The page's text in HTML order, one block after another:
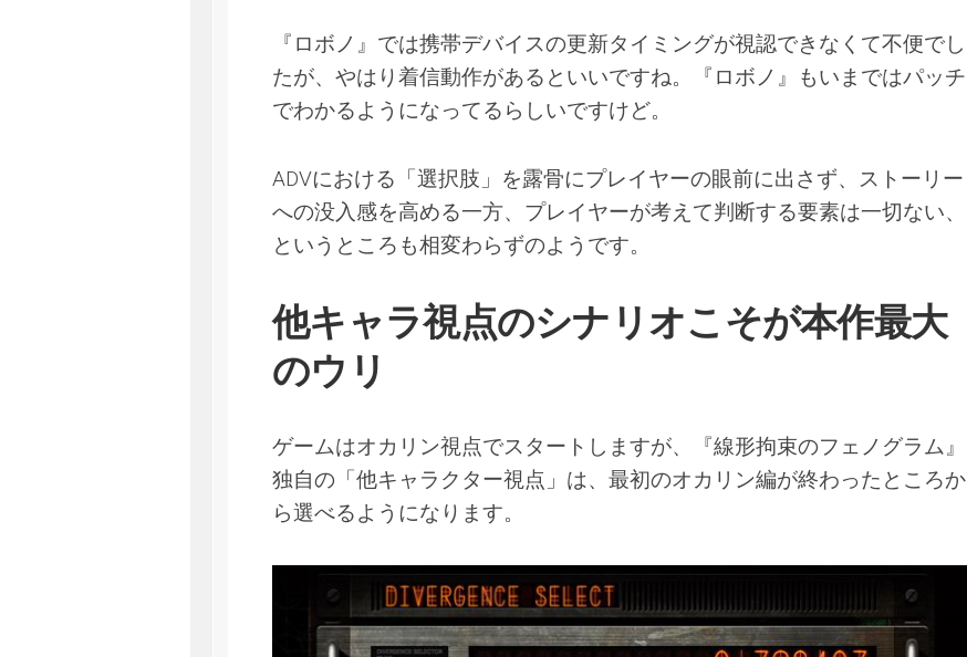
『ロボノ』では携帯デバイスの更新タイミングが視認できなくて不便でし
たが、やはり着信動作があるといいですね。『ロボノ』もいまではパッチ
でわかるようになってるらしいですけど。
ADVにおける「選択肢」を露骨にプレイヤーの眼前に出さず、ストーリー
への没入感を高める一方、プレイヤーが考えて判断する要素は一切ない、
というところも相変わらずのようです。
他キャラ視点のシナリオこそが本作最大
のウリ
ゲームはオカリン視点でスタートしますが、『線形拘束のフェノグラム』
独自の「他キャラクター視点」は、最初のオカリン編が終わったところか
ら選べるようになります。